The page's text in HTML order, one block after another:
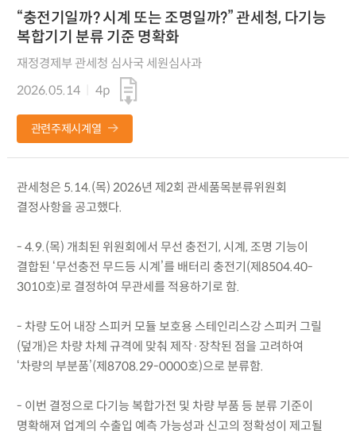
“충전기일까? 시계 또는 조명일까?” 관세청, 다기능
복합기기 분류 기준 명확화
재정경제부 관세청 심사국 세원심사과
2026.05.14
4p
관련주제시계열
관세청은 5.14.(목) 2026년 제2회 관세품목분류위원회
결정사항을 공고했다.
- 4.9.(목) 개최된 위원회에서 무선 충전기, 시계, 조명 기능이
결합된 ‘무선충전 무드등 시계’를 배터리 충전기(제8504.40-
3010호)로 결정하여 무관세를 적용하기로 함.
- 차량 도어 내장 스피커 모듈 보호용 스테인리스강 스피커 그릴
(덮개)은 차량 차체 규격에 맞춰 제작·장착된 점을 고려하여
‘차량의 부분품’(제8708.29-0000호)으로 분류함.
- 이번 결정으로 다기능 복합가전 및 차량 부품 등 분류 기준이
명확해져 업계의 수출입 예측 가능성과 신고의 정확성이 제고될